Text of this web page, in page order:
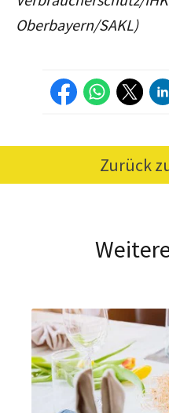
Oberbayern/SAKL)
Zurück